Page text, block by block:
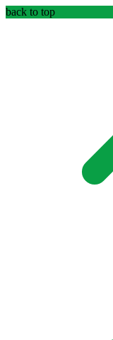
back to top